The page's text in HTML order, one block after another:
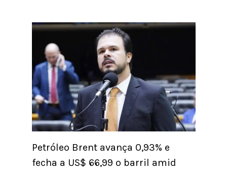
Petróleo Brent avança 0,93% e
fecha a US$ 66,99 o barril amid